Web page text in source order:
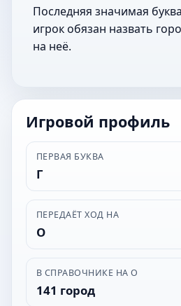
Последняя значимая
игрок обязан назвать
на неё.
Игровой профиль
ПЕРВАЯ БУКВА
Г
ПЕРЕДАЁТ ХОД НА
О
В СПРАВОЧНИКЕ НА О
141 город